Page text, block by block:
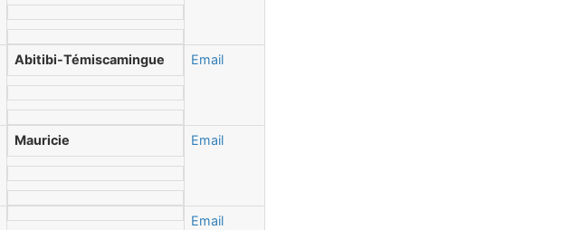
Abitibi-Témiscamingue Email
Mauricie Email
Email